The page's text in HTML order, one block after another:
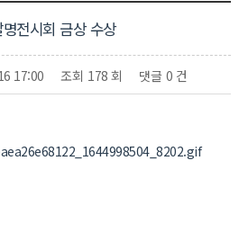
전시회 금상 수상
17:00 조회 178 회 댓글 0 건